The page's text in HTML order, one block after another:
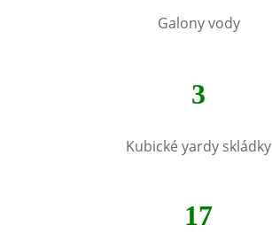
Galony vody
3
Kubické yardy skládky
17